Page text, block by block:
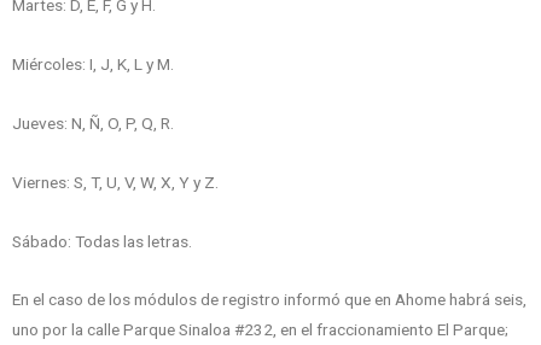
Martes: D, E, F, G y H.
Miércoles: I, J, K, L y M.
Jueves: N, Ñ, O, P, Q, R.
Viernes: S, T, U, V, W, X, Y y Z.
Sábado: Todas las letras.
En el caso de los módulos de registro informó que en Ahome habrá seis,
uno por la calle Parque Sinaloa #232, en el fraccionamiento El Parque;